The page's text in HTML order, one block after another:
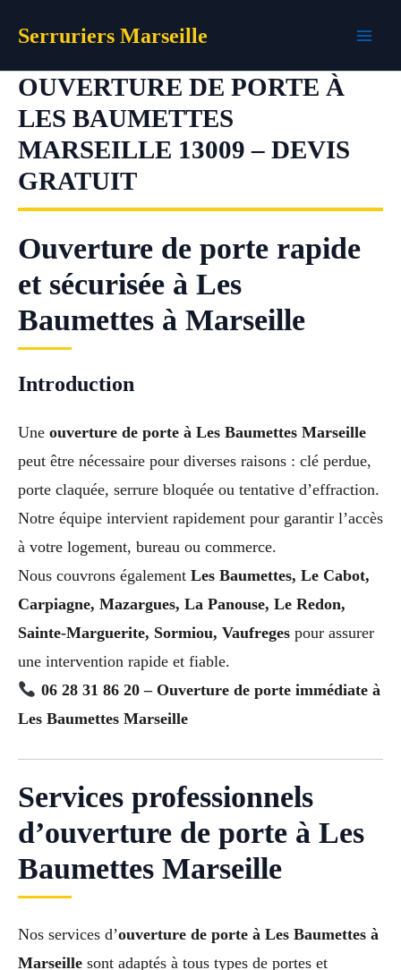
Serruriers Marseille
OUVERTURE DE PORTE À
LES BAUMETTES
MARSEILLE 13009 – DEVIS
GRATUIT
Ouverture de porte rapide
et sécurisée à Les
Baumettes à Marseille
Introduction
Une ouverture de porte à Les Baumettes Marseille
peut être nécessaire pour diverses raisons : clé perdue,
porte claquée, serrure bloquée ou tentative d’effraction.
Notre équipe intervient rapidement pour garantir l’accès
à votre logement, bureau ou commerce.
Nous couvrons également Les Baumettes, Le Cabot,
Carpiagne, Mazargues, La Panouse, Le Redon,
Sainte-Marguerite, Sormiou, Vaufreges pour assurer
une intervention rapide et fiable.
06 28 31 86 20 – Ouverture de porte immédiate à
Les Baumettes Marseille
Services professionnels
d’ouverture de porte à Les
Baumettes Marseille
Nos services d’ouverture de porte à Les Baumettes à
Marseille sont adaptés à tous types de portes et